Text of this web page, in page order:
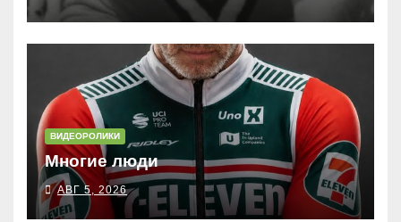
ВИДЕОРОЛИКИ
Многие люди
АВГ 5, 2026